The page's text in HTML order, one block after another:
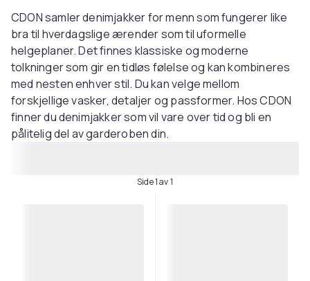
CDON samler denimjakker for menn som fungerer like
bra til hverdagslige ærender som til uformelle
helgeplaner. Det finnes klassiske og moderne
tolkninger som gir en tidløs følelse og kan kombineres
med nesten enhver stil. Du kan velge mellom
forskjellige vasker, detaljer og passformer. Hos CDON
finner du denimjakker som vil vare over tid og bli en
pålitelig del av garderoben din.
Side 1 av 1